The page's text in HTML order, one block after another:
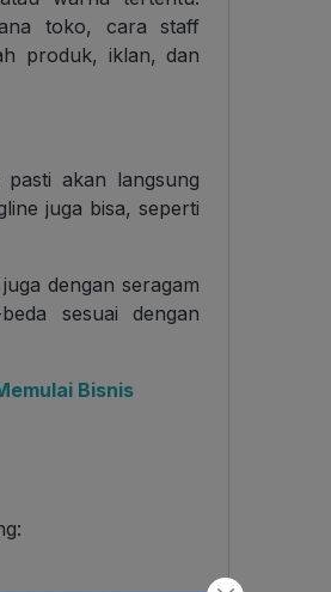
toko, cara staff
produk, iklan, dan
akan langsung
juga bisa, seperti
dengan seragam
sesuai dengan
Bisnis